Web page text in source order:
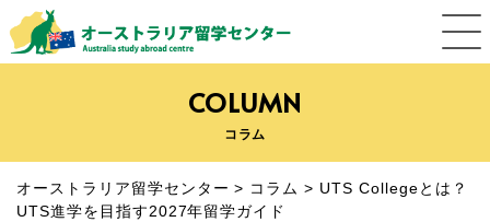
COLUMN
コラム
オーストラリア留学センター > コラム > UTS Collegeとは？
UTS進学を目指す2027年留学ガイド